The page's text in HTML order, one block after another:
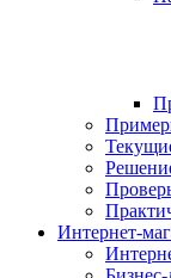
Интернет-